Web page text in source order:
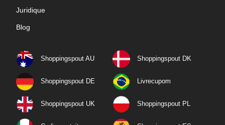
Juridique
Blog
Shoppingspout AU Shoppingspout DK
Shoppingspout DE Livrecupom
Shoppingspout UK Shoppingspout PL